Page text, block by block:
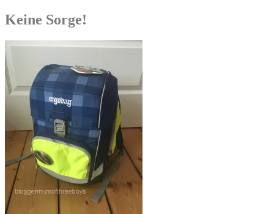
Keine Sorge!